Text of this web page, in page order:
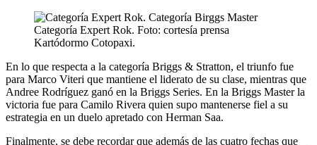
Categoría Expert Rok. Foto: cortesía prensa
Kartódormo Cotopaxi.
En lo que respecta a la categoría Briggs & Stratton, el triunfo fue
para Marco Viteri que mantiene el liderato de su clase, mientras que
Andree Rodríguez ganó en la Briggs Series. En la Briggs Master la
victoria fue para Camilo Rivera quien supo mantenerse fiel a su
estrategia en un duelo apretado con Herman Saa.
Finalmente, se debe recordar que además de las cuatro fechas que